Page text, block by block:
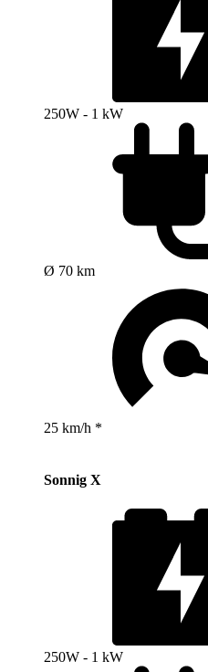
250W - 1 kW
Ø 70 km
25 km/h *
Sonnig X
250W - 1 kW